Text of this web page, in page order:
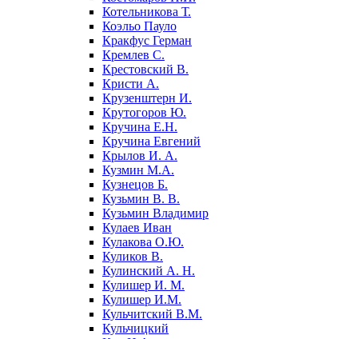
Котельникова Т.
Коэльо Пауло
Кракфус Герман
Кремлев С.
Крестовский В.
Кристи А.
Крузенштерн И.
Крутогоров Ю.
Кручина Е.Н.
Кручина Евгений
Крылов И. А.
Кузмин М.А.
Кузнецов Б.
Кузьмин В. В.
Кузьмин Владимир
Кулаев Иван
Кулакова О.Ю.
Куликов В.
Кулинский А. Н.
Кулишер И. М.
Кулишер И.М.
Кульчитский В.М.
Кульчицкий